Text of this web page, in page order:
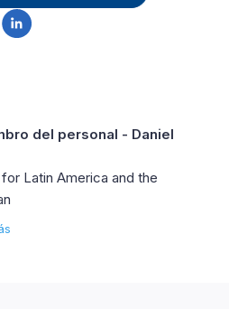
del personal - Daniel
Latin America and the